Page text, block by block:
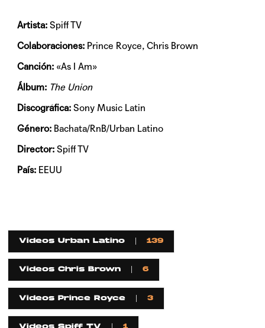
Artista: Spiff TV
Colaboraciones: Prince Royce, Chris Brown
Canción: «As I Am»
Álbum: The Union
Discográfica: Sony Music Latin
Género: Bachata/RnB/Urban Latino
Director: Spiff TV
País: EEUU
Videos Urban Latino 139
Videos Chris Brown 6
Videos Prince Royce 3